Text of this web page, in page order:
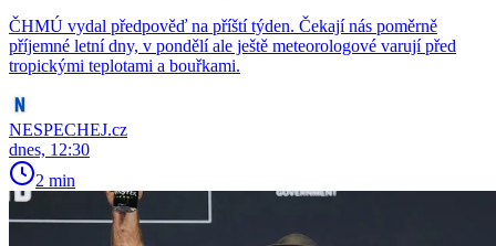
ČHMÚ vydal předpověď na příští týden. Čekají nás poměrně
příjemné letní dny, v pondělí ale ještě meteorologové varují před
tropickými teplotami a bouřkami.
NESPECHEJ.cz
dnes, 12:30
2 min